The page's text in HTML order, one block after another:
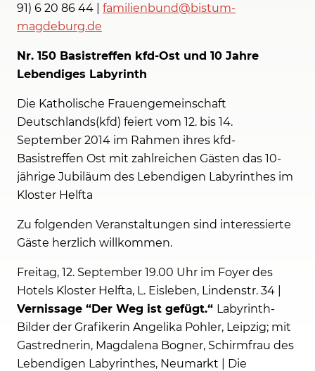
91) 6 20 86 44 | familienbund@bistum-
magdeburg.de
Nr. 150 Basistreffen kfd-Ost und 10 Jahre
Lebendiges Labyrinth
Die Katholische Frauengemeinschaft
Deutschlands(kfd) feiert vom 12. bis 14.
September 2014 im Rahmen ihres kfd-
Basistreffen Ost mit zahlreichen Gästen das 10-
jährige Jubiläum des Lebendigen Labyrinthes im
Kloster Helfta
Zu folgenden Veranstaltungen sind interessierte
Gäste herzlich willkommen.
Freitag, 12. September 19.00 Uhr im Foyer des
Hotels Kloster Helfta, L. Eisleben, Lindenstr. 34 |
Vernissage “Der Weg ist gefügt.“ Labyrinth-
Bilder der Grafikerin Angelika Pohler, Leipzig; mit
Gastrednerin, Magdalena Bogner, Schirmfrau des
Lebendigen Labyrinthes, Neumarkt | Die